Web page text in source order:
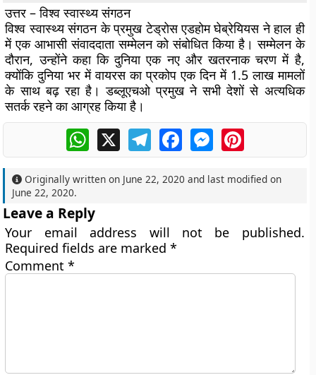
उत्तर – विश्व स्वास्थ्य संगठन
विश्व स्वास्थ्य संगठन के प्रमुख टेड्रोस एडहोम घेब्रेयियस ने हाल ही
में एक आभासी संवाददाता सम्मेलन को संबोधित किया है। सम्मेलन के
दौरान, उन्होंने कहा कि दुनिया एक नए और खतरनाक चरण में है,
क्योंकि दुनिया भर में वायरस का प्रकोप एक दिन में 1.5 लाख मामलों
के साथ बढ़ रहा है। डब्लूएचओ प्रमुख ने सभी देशों से अत्यधिक
सतर्क रहने का आग्रह किया है।
WhatsApp
X TelegramFacebookMessengerPinterest
Originally written on June 22, 2020 and last modified on
June 22, 2020.
Leave a Reply
Your email address will not be published.
Required fields are marked*
Comment*